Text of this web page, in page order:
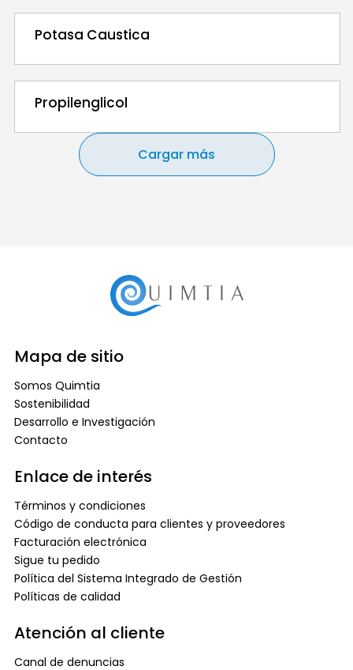
Potasa Caustica
Propilenglicol
Cargar más
Mapa de sitio
Somos Quimtia
Sostenibilidad
Desarrollo e Investigación
Contacto
Enlace de interés
Términos y condiciones
Código de conducta para clientes y proveedores
Facturación electrónica
Sigue tu pedido
Política del Sistema Integrado de Gestión
Políticas de calidad
Atención al cliente
Canal de denuncias